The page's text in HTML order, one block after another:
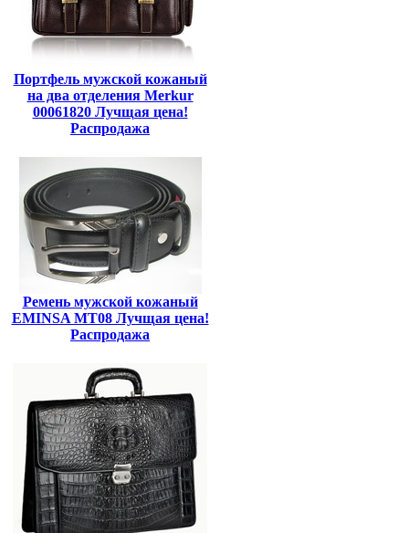
Портфель мужской кожаный
на два отделения Merkur
00061820 Лучщая цена!
Распродажа
Ремень мужской кожаный
EMINSA MT08 Лучщая цена!
Распродажа